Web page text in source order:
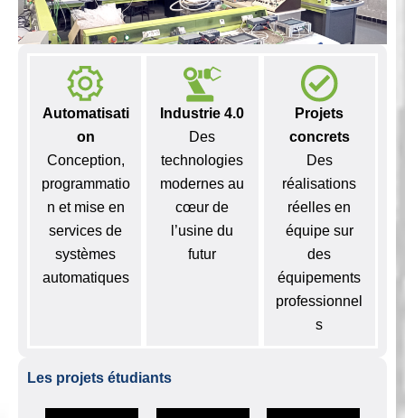
Automatisati
on
Conception,
programmatio
n et mise en
services de
systèmes
automatiques
Industrie 4.0
Des
technologies
modernes au
cœur de
l’usine du
futur
Projets
concrets
Des
réalisations
réelles en
équipe sur
des
équipements
professionnel
s
Les projets étudiants